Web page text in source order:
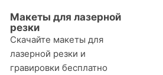
содержимому
Макеты для лазерной
резки
Скачайте макеты для
лазерной резки и
гравировки бесплатно